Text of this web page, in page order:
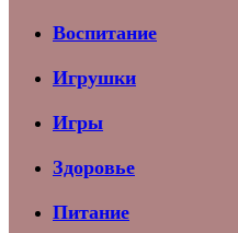
Воспитание
Игрушки
Игры
Здоровье
Питание